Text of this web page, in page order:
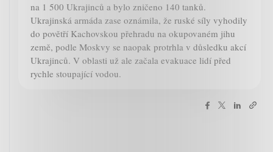
na 1 500 Ukrajinců a bylo zničeno 140 tanků.
Ukrajinská armáda zase oznámila, že ruské síly vyhodily
do povětří Kachovskou přehradu na okupovaném jihu
země, podle Moskvy se naopak protrhla v důsledku akcí
Ukrajinců. V oblasti už ale začala evakuace lidí před
rychle stoupající vodou.